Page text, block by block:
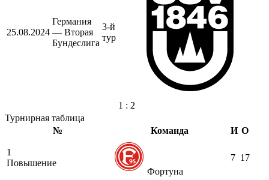
25.08.2024
Германия
— Вторая
Бундеслига
3-й
тур
1 : 2
Турнирная таблица
№
Команда И О
1
Повышение
Фортуна
7 17